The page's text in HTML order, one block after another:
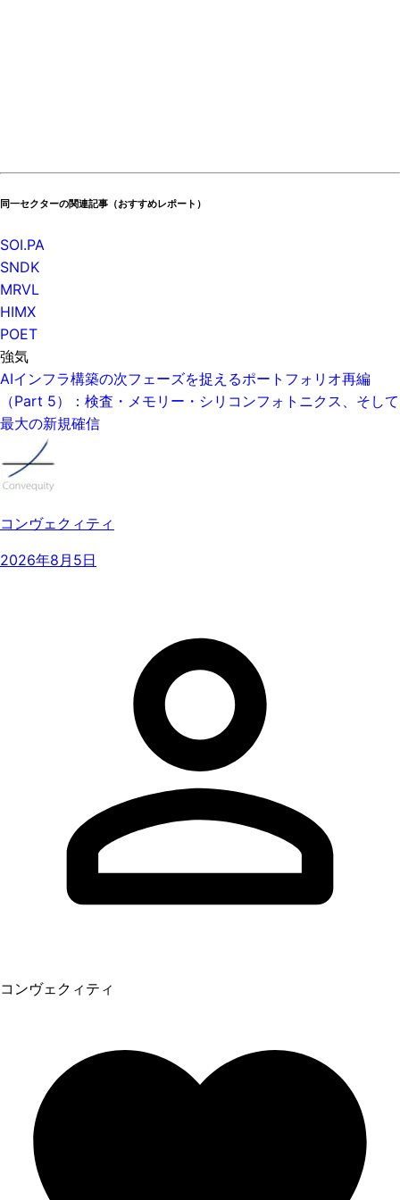
同一セクターの関連記事（おすすめレポート）
SOI.PA
SNDK
MRVL
HIMX
POET
強気
AIインフラ構築の次フェーズを捉えるポートフォリオ再編
（Part 5）：検査・メモリー・シリコンフォトニクス、そして
最大の新規確信
コンヴェクィティ
2026年8月5日
コンヴェクィティ